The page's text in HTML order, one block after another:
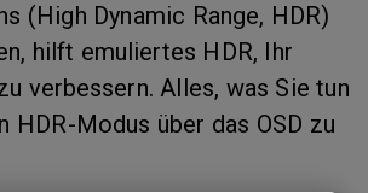
(High Dynamic Range, HDR)
hilft emuliertes HDR, Ihr
verbessern. Alles, was Sie tun
HDR-Modus über das OSD zu